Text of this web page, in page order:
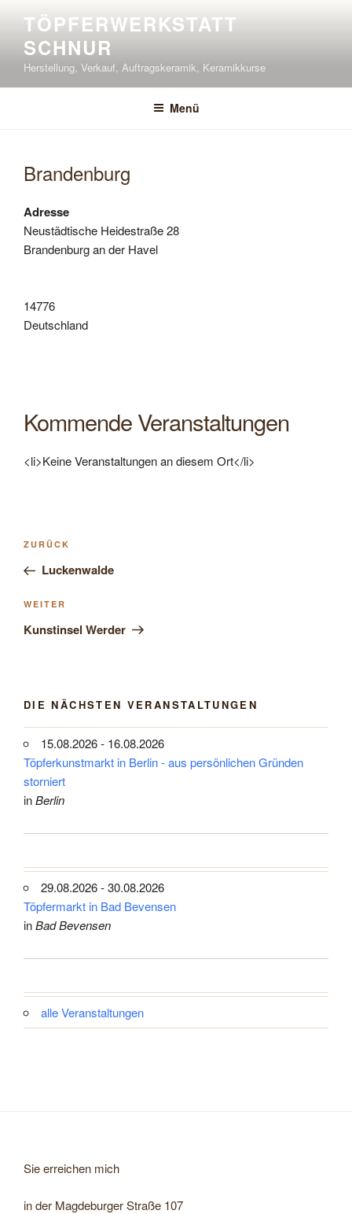
springen
TÖPFERWERKSTATT
SCHNUR
Herstellung, Verkauf, Auftragskeramik, Keramikkurse
Menü
Brandenburg
Adresse
Neustädtische Heidestraße 28
Brandenburg an der Havel
14776
Deutschland
Kommende Veranstaltungen
<li>Keine Veranstaltungen an diesem Ort</li>
Beitragsnavigation
Vorheriger
Beitrag
ZURÜCK
Luckenwalde
Nächster
Beitrag
WEITER
Kunstinsel Werder
DIE NÄCHSTEN VERANSTALTUNGEN
15.08.2026 - 16.08.2026
Töpferkunstmarkt in Berlin - aus persönlichen Gründen
storniert
inBerlin
29.08.2026 - 30.08.2026
Töpfermarkt in Bad Bevensen
inBad Bevensen
alle Veranstaltungen
Sie erreichen mich
in der Magdeburger Straße 107